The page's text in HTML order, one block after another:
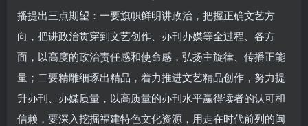
播提出三点期望：一要旗帜鲜明讲政治，把握正确文艺方
向，把讲政治贯穿到文艺创作、办刊办媒等全过程、各方
面，以高度的政治责任感和使命感，弘扬主旋律、传播正能
量；二要精雕细琢出精品，着力推进文艺精品创作，努力提
升办刊、办媒质量，以高质量的办刊水平赢得读者的认可和
信赖，要深入挖掘福建特色文化资源，用走在时代前列的闽